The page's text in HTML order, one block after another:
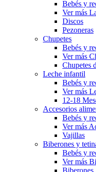
Bebés y
Ver más
Discos
Pezoneras
Chupetes
Bebés y
Ver más
Chupetes
Leche infantil
Bebés y
Ver más
12-18
Accesorios
Bebés y
Ver más
Vajillas
Biberones y
Bebés y
Ver más
Biberones